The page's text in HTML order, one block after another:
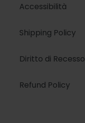
Accessibilità
Shipping Policy
Diritto di Recesso
Refund Policy